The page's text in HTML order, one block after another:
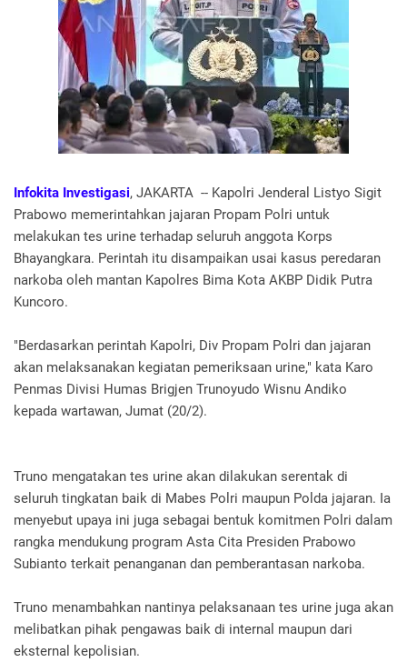
Infokita Investigasi, JAKARTA -- Kapolri Jenderal Listyo Sigit
Prabowo memerintahkan jajaran Propam Polri untuk
melakukan tes urine terhadap seluruh anggota Korps
Bhayangkara. Perintah itu disampaikan usai kasus peredaran
narkoba oleh mantan Kapolres Bima Kota AKBP Didik Putra
Kuncoro.
"Berdasarkan perintah Kapolri, Div Propam Polri dan jajaran
akan melaksanakan kegiatan pemeriksaan urine," kata Karo
Penmas Divisi Humas Brigjen Trunoyudo Wisnu Andiko
kepada wartawan, Jumat (20/2).
Truno mengatakan tes urine akan dilakukan serentak di
seluruh tingkatan baik di Mabes Polri maupun Polda jajaran. Ia
menyebut upaya ini juga sebagai bentuk komitmen Polri dalam
rangka mendukung program Asta Cita Presiden Prabowo
Subianto terkait penanganan dan pemberantasan narkoba.
Truno menambahkan nantinya pelaksanaan tes urine juga akan
melibatkan pihak pengawas baik di internal maupun dari
eksternal kepolisian.